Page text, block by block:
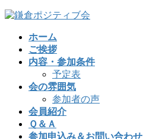
コ
ナ
ホーム
ご挨拶
内容・参加条件
予定表
会の雰囲気
参加者の声
会員紹介
Ｑ＆Ａ
参加申込み＆お問い合わせ